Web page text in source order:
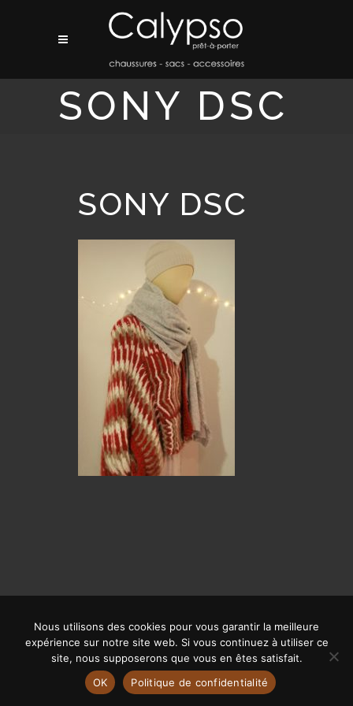
SONY DSC
SONY DSC
© CALYPSO 2019 | SITE RÉALISÉ PAR OFFPIX COMMUNICATION
MENTIONS LÉGALES
Nous utilisons des cookies pour vous garantir la meilleure
expérience sur notre site web. Si vous continuez à utiliser ce
site, nous supposerons que vous en êtes satisfait.
OK
Politique de confidentialité